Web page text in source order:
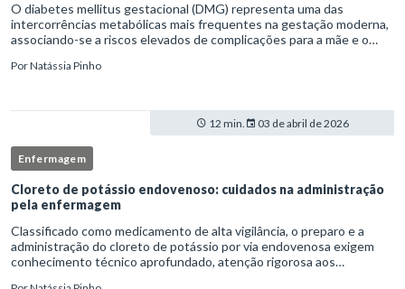
O diabetes mellitus gestacional (DMG) representa uma das
intercorrências metabólicas mais frequentes na gestação moderna,
associando-se a riscos elevados de complicações para a mãe e o
enferm
PorNatássia Pinho
12 min. 03 de abril de 2026
Enfermagem
Cloreto de potássio endovenoso: cuidados na administração
pela enfermagem
Classificado como medicamento de alta vigilância, o preparo e a
administração do cloreto de potássio por via endovenosa exigem
conhecimento técnico aprofundado, atenção rigorosa aos